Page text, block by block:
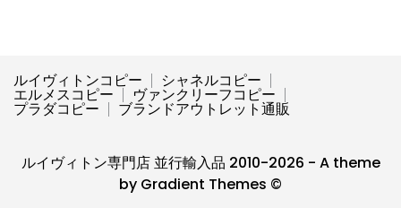
ルイヴィトンコピー シャネルコピー
エルメスコピー ヴァンクリーフコピー
プラダコピー ブランドアウトレット通販
ルイヴィトン専門店 並行輸入品 2010-2026 - A theme
by Gradient Themes ©